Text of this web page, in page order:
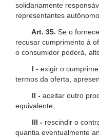
solidariamente
representantes
Art. 35. Se o
recusar cumprimento à
o consumidor poderá,
I - exigir o
termos da oferta,
II - aceitar outro
equivalente;
III - rescindir o
quantia eventualmente